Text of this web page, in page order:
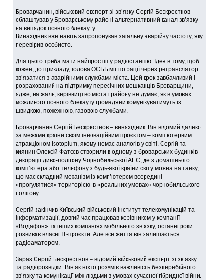
Броварчанин, військовий експерт зі зв’язку Сергій Бескрестнов
облаштував у Броварському районі альтернативний канал зв’язку
на випадок повного блекауту.
Винахідник вже навіть запропонував загальну аварійну частоту, яку
перевірив особисто.
Для цього треба мати найпростішу радіостанцію. Ідея в тому, щоб
кожен, до прикладу, голова ОСББ міг по рації через ретранслятор
зв’язатися з аварійними службами міста. Цей крок завбачливий і
розрахований на підтримку пересічних мешканців Броварщини,
адже, на жаль, керівництво міста і району не думає, як в умовах
можливого повного блекауту громадяни комунікуватимуть із
швидкою, пожежною, газовою службами.
Броварчанин Сергій Бескрестнов – винахідник. Він відомий далеко
за межами країни своїм інноваційним проєктом – комп’ютерним
атракціоном Isotopium, якому немає аналогів у світі. Сергій та
киянин Олексій Фатєєв створили в одному з броварських будинків
декорації диво-полігону Чорнобильської АЕС, де з домашнього
комп’ютера або телефону з будь-якої країни світу можна на танку,
що має складний механізм із комп’ютером всередині,
«прогулятися» територією в «реальних умовах» чорнобильського
полігону.
Сергій закінчив Київський військовий інститут телекомунікацій та
інформатизації, довгий час працював керівником у компанії
«Водафон» та інших компаніях мобільного зв’язку, останні роки
розвиває власні ІТ-проєкти. Але все життя він залишається
радіоаматором.
Зараз Сергій Бескрестнов – відомий військовий експерт зі зв’язку
та радіорозвідки. Він як ніхто розуміє важливість безперебійного
зв’язку та комунікації між людьми в умовах сучасної гібридної війни.